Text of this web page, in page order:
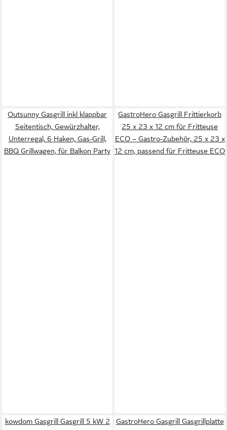
Outsunny Gasgrill inkl klappbar
Seitentisch, Gewürzhalter,
Unterregal, 6 Haken, Gas-Grill,
BBQ Grillwagen, für Balkon Party
GastroHero Gasgrill Frittierkorb
25 x 23 x 12 cm für Fritteuse
ECO – Gastro-Zubehör, 25 x 23 x
12 cm, passend für Fritteuse ECO
kowdom Gasgrill Gasgrill 5 kW 2
GastroHero Gasgrill Gasgrillplatte